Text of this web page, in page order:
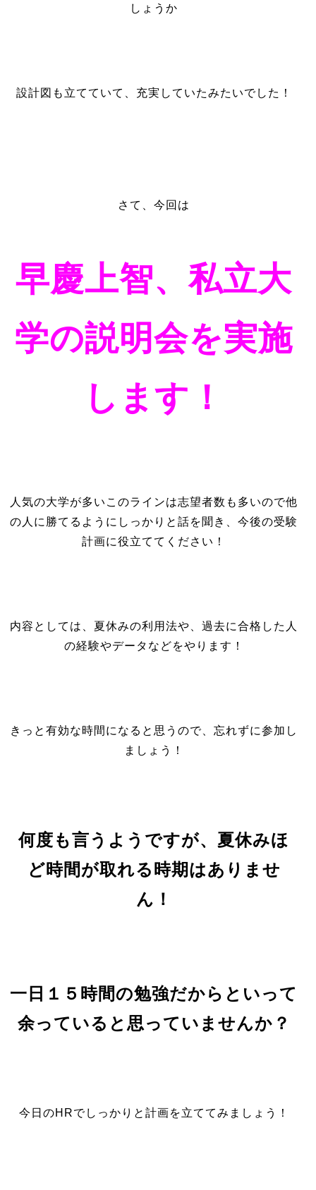
しょうか
設計図も立てていて、充実していたみたいでした！
さて、今回は
早慶上智、私立大
学の説明会を実施
します！
人気の大学が多いこのラインは志望者数も多いので他
の人に勝てるようにしっかりと話を聞き、今後の受験
計画に役立ててください！
内容としては、夏休みの利用法や、過去に合格した人
の経験やデータなどをやります！
きっと有効な時間になると思うので、忘れずに参加し
ましょう！
何度も言うようですが、夏休みほ
ど時間が取れる時期はありませ
ん！
一日１５時間の勉強だからといって
余っていると思っていませんか？
今日のHRでしっかりと計画を立ててみましょう！